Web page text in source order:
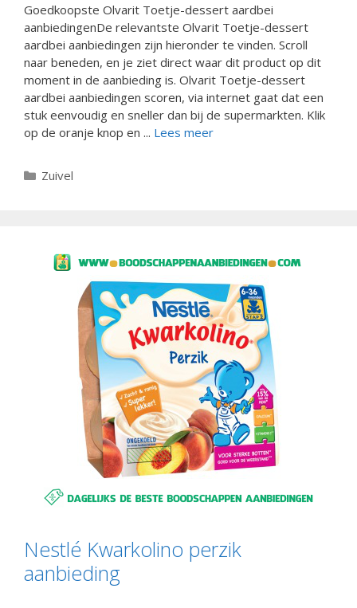
Goedkoopste Olvarit Toetje-dessert aardbei
aanbiedingenDe relevantste Olvarit Toetje-dessert
aardbei aanbiedingen zijn hieronder te vinden. Scroll
naar beneden, en je ziet direct waar dit product op dit
moment in de aanbieding is. Olvarit Toetje-dessert
aardbei aanbiedingen scoren, via internet gaat dat een
stuk eenvoudig en sneller dan bij de supermarkten. Klik
op de oranje knop en ... Lees meer
Categorieën
Zuivel
Nestlé Kwarkolino perzik
aanbieding